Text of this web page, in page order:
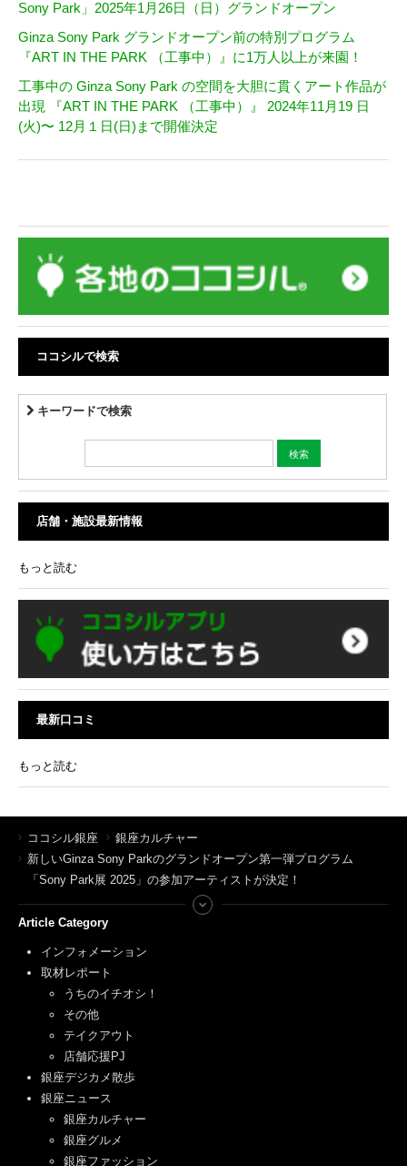
Sony Park」2025年1月26日（日）グランドオープン
Ginza Sony Park グランドオープン前の特別プログラム
『ART IN THE PARK （工事中）』に1万人以上が来園！
工事中の Ginza Sony Park の空間を大胆に貫くアート作品が
出現 『ART IN THE PARK （工事中）』 2024年11月19 日
(火)〜 12月１日(日)まで開催決定
ココシルで検索
キーワードで検索
店舗・施設最新情報
もっと読む
最新口コミ
もっと読む
ココシル銀座
銀座カルチャー
新しいGinza Sony Parkのグランドオープン第一弾プログラム
「Sony Park展 2025」の参加アーティストが決定！
Article Category
インフォメーション
取材レポート
うちのイチオシ！
その他
テイクアウト
店舗応援PJ
銀座デジカメ散歩
銀座ニュース
銀座カルチャー
銀座グルメ
銀座ファッション